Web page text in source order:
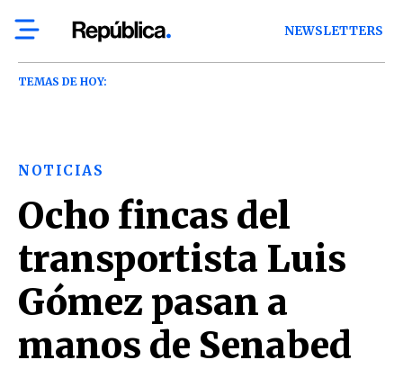
NEWSLETTERS
TEMAS DE HOY:
NOTICIAS
Ocho fincas del
transportista Luis
Gómez pasan a
manos de Senabed